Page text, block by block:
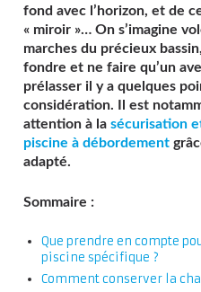
fond avec l’horizon, et de
« miroir »… On s’imagine
marches du précieux
fondre et ne faire qu’un
prélasser il y a quelques
considération. Il est
attention à la sécurisation
piscine à débordement
adapté.
Sommaire :
Que prendre en compte
piscine spécifique ?
Comment conserver la